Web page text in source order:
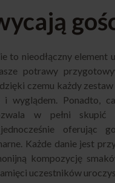
to nieodłączny element
potrawy
czemu każdy
i wyglądem. Ponadto,
w pełni skupić
oferując
Każde danie jest
kompozycję
uczestników